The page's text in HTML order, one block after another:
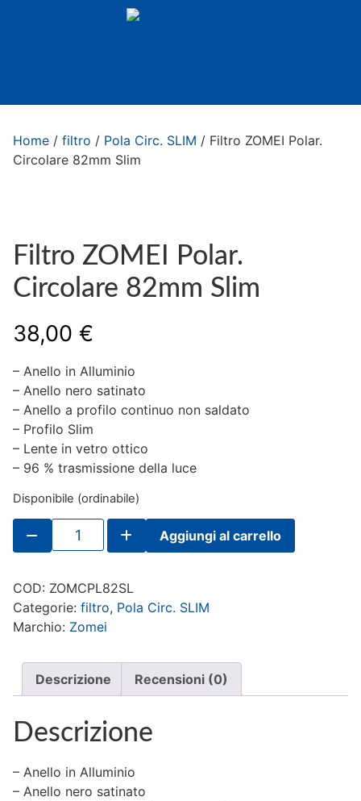
Home / filtro / Pola Circ. SLIM / Filtro ZOMEI Polar.
Circolare 82mm Slim
Filtro ZOMEI Polar.
Circolare 82mm Slim
38,00 €
– Anello in Alluminio
– Anello nero satinato
– Anello a profilo continuo non saldato
– Profilo Slim
– Lente in vetro ottico
– 96 % trasmissione della luce
Disponibile (ordinabile)
Filtro
ZOMEI
Polar.
Slim
quantità
Aggiungi al carrello
COD: ZOMCPL82SL
Categorie: filtro, Pola Circ. SLIM
Marchio: Zomei
Descrizione Recensioni (0)
Descrizione
– Anello in Alluminio
– Anello nero satinato